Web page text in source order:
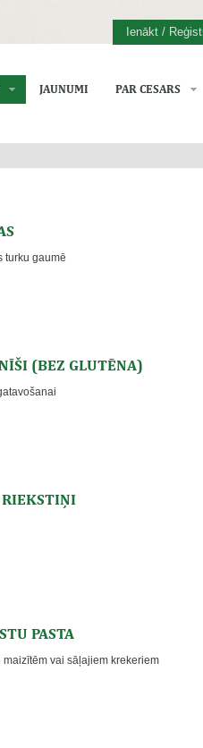
Ienākt /
JAUNUMI PAR CESARS
turku gaumē
(BEZ GLUTĒNA)
PASTA
vai sāļajiem krekeriem